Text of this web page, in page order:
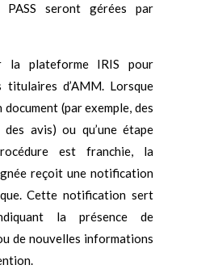
seront gérées par
la plateforme IRIS pour
titulaires d’AMM. Lorsque
(par exemple, des
des avis) ou qu’une étape
est franchie, la
reçoit une notification
Cette notification sert
la présence de
de nouvelles informations